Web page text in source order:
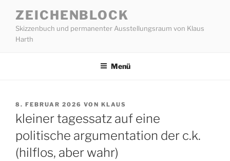
Inhalt
springen
ZEICHENBLOCK
Skizzenbuch und permanenter Ausstellungsraum von Klaus
Harth
Menü
VERÖFFENTLICHT
AM
8. FEBRUAR 2026 VON KLAUS
kleiner tagessatz auf eine
politische argumentation der c.k.
(hilflos, aber wahr)